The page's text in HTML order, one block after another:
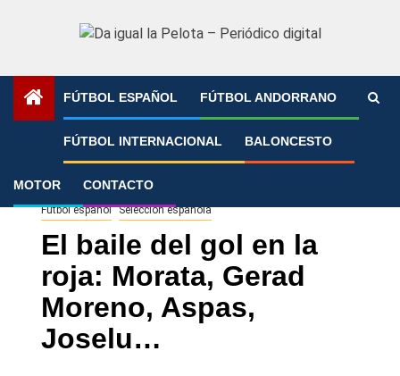
FÚTBOL ESPAÑOL FÚTBOL ANDORRANO
FÚTBOL INTERNACIONAL BALONCESTO
MOTOR CONTACTO
»
Fútbol español Selección española
El baile del gol en la
roja: Morata, Gerad
Moreno, Aspas,
Joselu…